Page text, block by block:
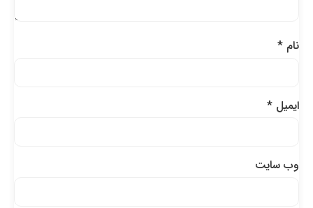
نام*
ایمیل*
وب‌ سایت